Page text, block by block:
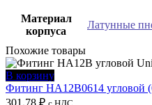
Материал
корпуса
Латунные
Похожие товары
В корзину
Фитинг HA12B0614 угловой
301,78 ₽